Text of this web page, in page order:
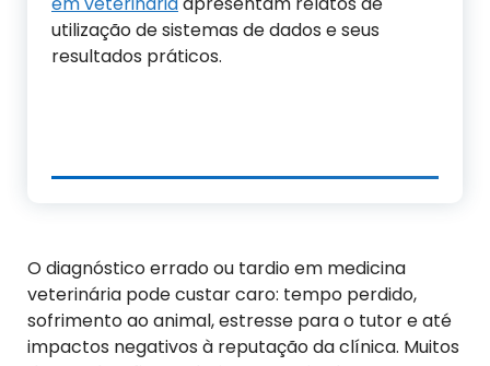
utilização de sistemas de dados e seus
resultados práticos.
O diagnóstico errado ou tardio em medicina
veterinária pode custar caro: tempo perdido,
sofrimento ao animal, estresse para o tutor e até
impactos negativos à reputação da clínica. Muitos